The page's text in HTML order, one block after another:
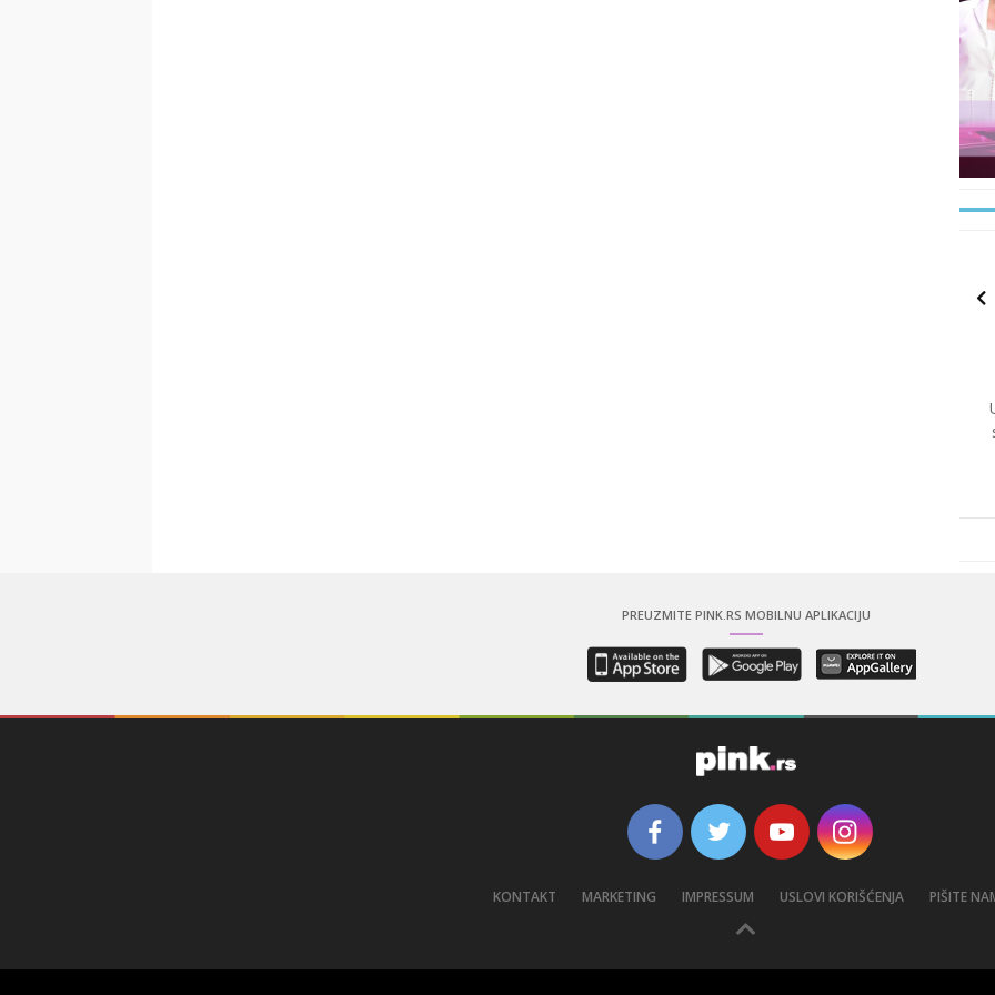
PREUZMITE PINK.RS MOBILNU APLIKACIJU
KONTAKT MARKETING IMPRESSUM USLOVI KORIŠĆENJA PIŠITE